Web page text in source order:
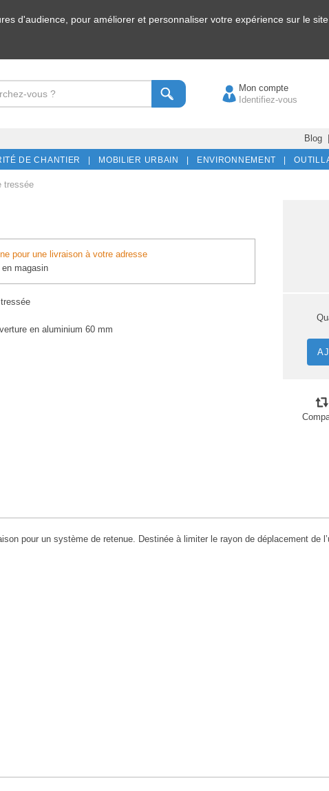
d'audience, pour améliorer et personnaliser votre expérience sur le site
Mon compte
Identifiez-vous
Blog|
DE CHANTIER | MOBILIER URBAIN | ENVIRONNEMENT |
tressée
pour une livraison à votre adresse
magasin
en aluminium 60 mm
pour un système de retenue. Destinée à limiter le rayon de déplacement de